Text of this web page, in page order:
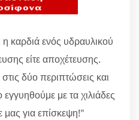
καρδιά ενός υδραυλικού
είτε αποχέτευσης.
δύο περιπτώσεις και
με τα χιλιάδες
μας για επίσκεψη!"